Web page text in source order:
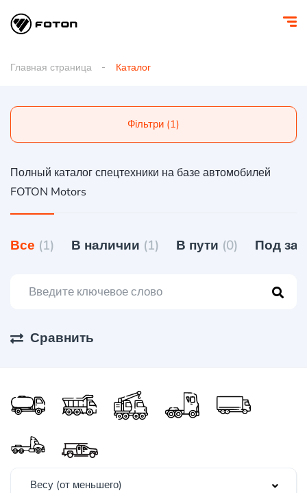
Главная страница Каталог
Фільтри (1)
Полный каталог спецтехники на базе автомобилей
FOTON Motors
Все (1) В наличии (1) В пути (0) Под
Сравнить
Весу (от меньшего)